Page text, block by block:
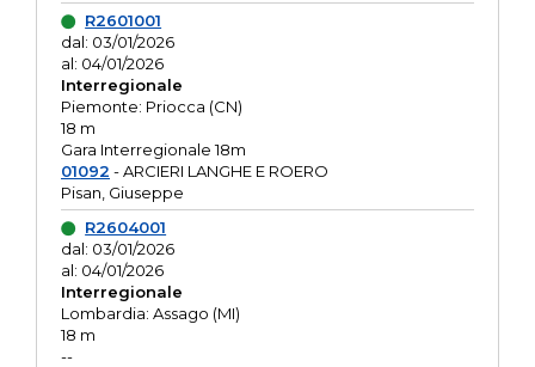
R2601001
dal: 03/01/2026
al: 04/01/2026
Interregionale
Piemonte: Priocca (CN)
18 m
Gara Interregionale 18m
01092 - ARCIERI LANGHE E ROERO
Pisan, Giuseppe
R2604001
dal: 03/01/2026
al: 04/01/2026
Interregionale
Lombardia: Assago (MI)
18 m
--